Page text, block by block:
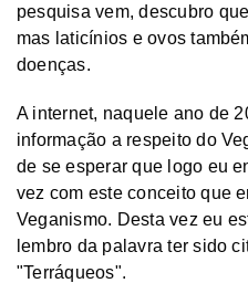
pesquisa vem, descubro
mas laticínios e ovos
doenças.
A internet, naquele ano de
informação a respeito do
de se esperar que logo eu
vez com este conceito que
Veganismo. Desta vez eu
lembro da palavra ter sido
"Terráqueos".